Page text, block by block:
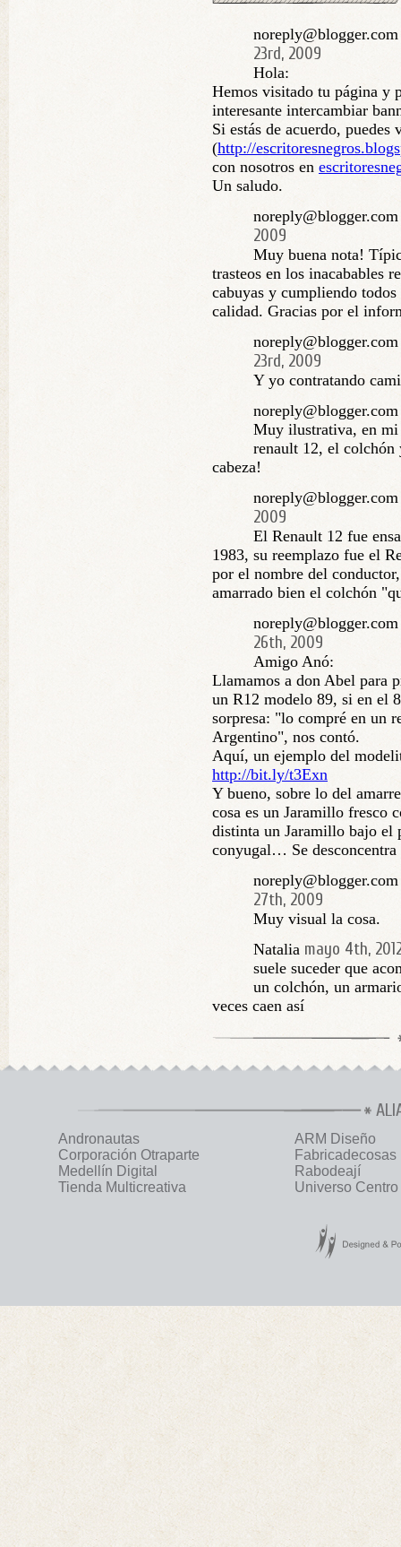
23rd, 2009
Hola:
Hemos visitado tu página y
interesante intercambiar
Si estás de acuerdo,
(http://
con nosotros en
Un saludo.
2009
Muy buena nota!
trasteos en los inacabables
cabuyas y cumpliendo
calidad. Gracias por el
23rd, 2009
Y yo contratando
Muy ilustrativa, en mi
renault 12, el colchón
cabeza!
2009
El Renault 12 fue
1983, su reemplazo fue el
por el nombre del
amarrado bien el colchón
26th, 2009
Amigo Anó:
Llamamos a don Abel para
un R12 modelo 89, si en el
sorpresa: "lo compré en un
Argentino", nos contó.
Aquí, un ejemplo del
http://bit.ly/t3Exn
Y bueno, sobre lo del
cosa es un Jaramillo fresco
distinta un Jaramillo bajo el
conyugal… Se desconcentra
27th, 2009
Muy visual la cosa.
Natalia mayo 4th,
suele suceder que
un colchón, un
veces caen así
Andronautas
ARM Diseño
Corporación Otraparte
Fabricadecosas
Medellín Digital
Rabodeají
Tienda Multicreativa
Universo Centro